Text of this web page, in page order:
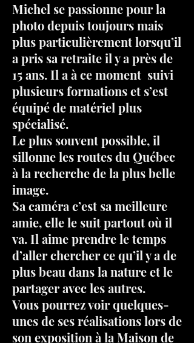
Michel se passionne pour la
photo depuis toujours mais
plus particulièrement lorsqu’il
a pris sa retraite il y a près de
15 ans. Il a à ce moment suivi
plusieurs formations et s’est
équipé de matériel plus
spécialisé.
Le plus souvent possible, il
sillonne les routes du Québec
à la recherche de la plus belle
image.
Sa caméra c’est sa meilleure
amie, elle le suit partout où il
va. Il aime prendre le temps
d’aller chercher ce qu’il y a de
plus beau dans la nature et le
partager avec les autres.
Vous pourrez voir quelques-
unes de ses réalisations lors de
son exposition à la Maison de